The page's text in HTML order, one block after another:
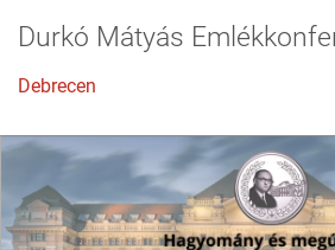
Durkó Mátyás
Debrecen